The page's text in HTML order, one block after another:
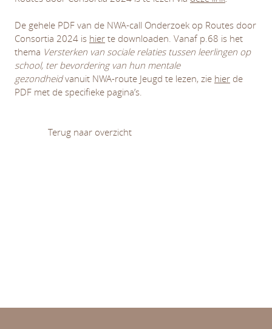
De gehele PDF van de NWA-call Onderzoek op Routes door
Consortia 2024 is hier te downloaden. Vanaf p.68 is het
thema Versterken van sociale relaties tussen leerlingen op
school, ter bevordering van hun mentale
gezondheidvanuit NWA-route Jeugd te lezen, zie hier de
PDF met de specifieke pagina’s.
Terug naar overzicht